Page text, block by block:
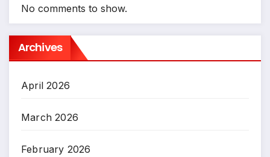
No comments to show.
Archives
April 2026
March 2026
February 2026